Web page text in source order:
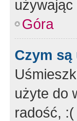
używając
Góra
Czym
użyte do
radość,